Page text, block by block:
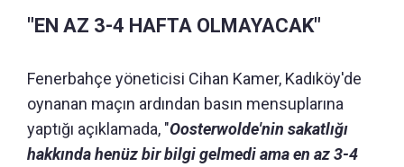
"EN AZ 3-4 HAFTA OLMAYACAK"
Fenerbahçe yöneticisi Cihan Kamer, Kadıköy'de
oynanan maçın ardından basın mensuplarına
yaptığı açıklamada, "Oosterwolde'nin sakatlığı
hakkında henüz bir bilgi gelmedi ama en az 3-4